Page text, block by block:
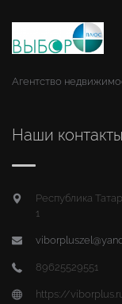
Агентство
Наши контакты
Республика
1
89625529551
https://